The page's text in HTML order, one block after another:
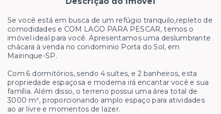
Se você está em busca de um refúgio tranquilo,repleto de
comodidades e COM LAGO PARA PESCAR, temos o
imóvel ideal para você. Apresentamos uma deslumbrante
chácara à venda no condominio Porta do Sol, em
Mairinque-SP.
Com 6 dormitórios, sendo 4 suítes, e 2 banheiros, esta
propriedade espaçosa e moderna irá encantar você e sua
família. Além disso, o terreno possui uma área total de
3000 m², proporcionando amplo espaço para atividades
ao ar livre e momentos de lazer.